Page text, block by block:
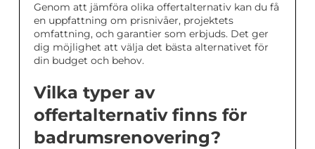
Genom att jämföra olika offertalternativ kan du få
en uppfattning om prisnivåer, projektets
omfattning, och garantier som erbjuds. Det ger
dig möjlighet att välja det bästa alternativet för
din budget och behov.
Vilka typer av
offertalternativ finns för
badrumsrenovering?